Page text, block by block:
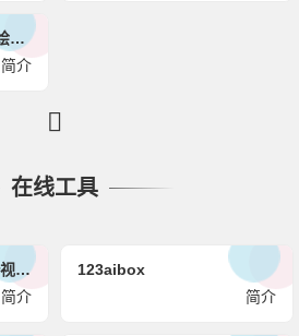
adobe-firefly-人工智能绘画工具「萤火虫」
简介
在线工具
free video downloader视频下载/youtube视频下载/抖音视频下载
简介
123aibox
简介